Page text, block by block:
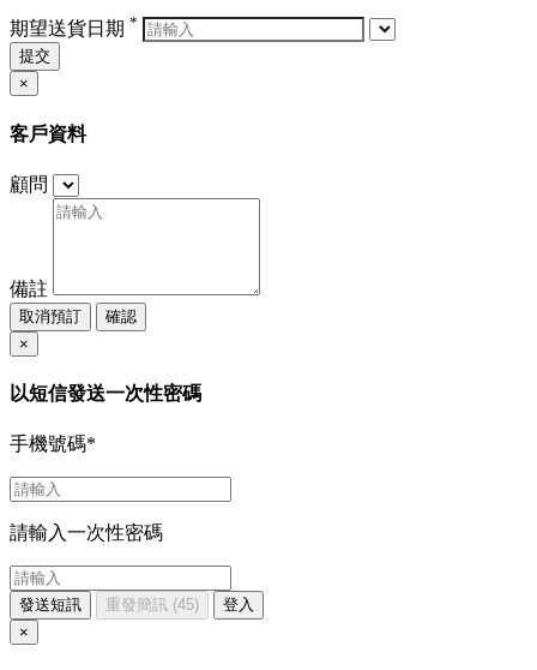
期望送貨日期 *
提交
×
客戶資料
顧問
備註
取消預訂
確認
×
以短信發送一次性密碼
手機號碼*
請輸入一次性密碼
發送短訊 重發簡訊 (45)
登入
×